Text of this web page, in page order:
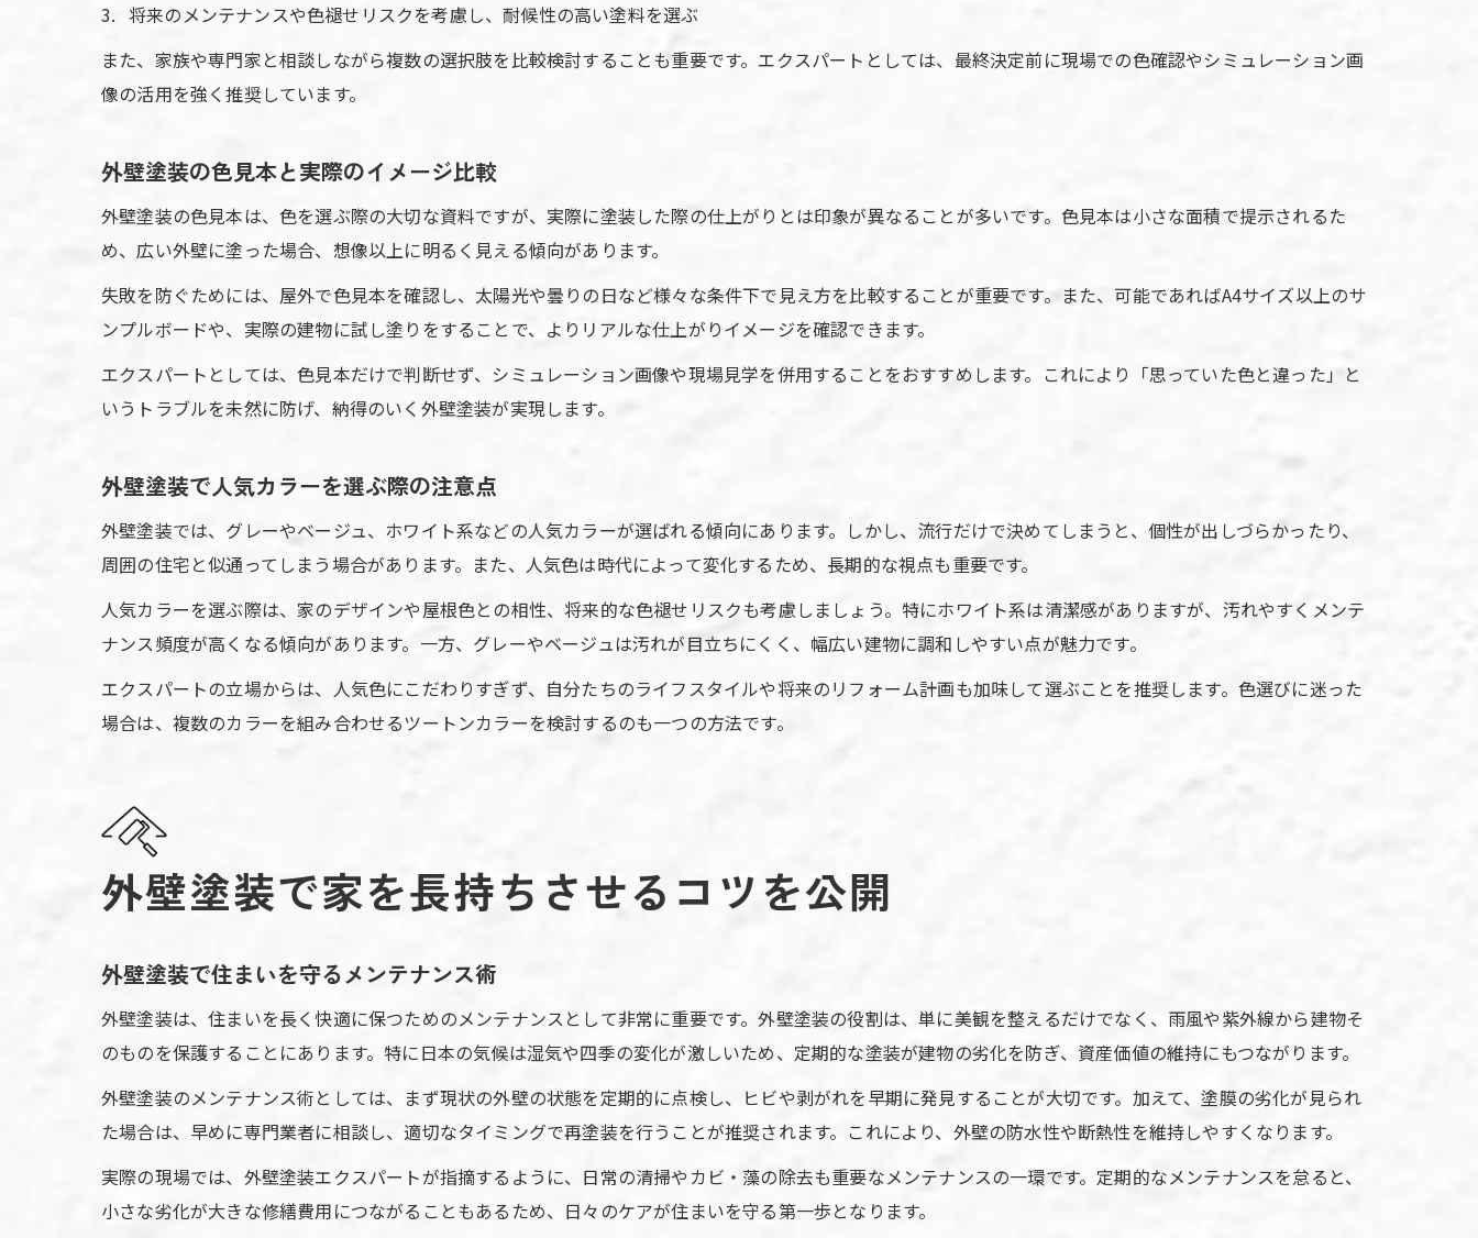
外壁塗装で快適性を高める塗料の選定基準
将来のメンテナンスや色褪せリスクを考慮し、耐候性の高い塗料を選ぶ
また、家族や専門家と相談しながら複数の選択肢を比較検討することも重要です。エクスパートとしては、最終決定前に現場での色確認やシミュレーション画
像の活用を強く推奨しています。
外壁塗装の色見本と実際のイメージ比較
外壁塗装の色見本は、色を選ぶ際の大切な資料ですが、実際に塗装した際の仕上がりとは印象が異なることが多いです。色見本は小さな面積で提示されるた
め、広い外壁に塗った場合、想像以上に明るく見える傾向があります。
失敗を防ぐためには、屋外で色見本を確認し、太陽光や曇りの日など様々な条件下で見え方を比較することが重要です。また、可能であればA4サイズ以上のサ
ンプルボードや、実際の建物に試し塗りをすることで、よりリアルな仕上がりイメージを確認できます。
エクスパートとしては、色見本だけで判断せず、シミュレーション画像や現場見学を併用することをおすすめします。これにより「思っていた色と違った」と
いうトラブルを未然に防げ、納得のいく外壁塗装が実現します。
外壁塗装で人気カラーを選ぶ際の注意点
外壁塗装では、グレーやベージュ、ホワイト系などの人気カラーが選ばれる傾向にあります。しかし、流行だけで決めてしまうと、個性が出しづらかったり、
周囲の住宅と似通ってしまう場合があります。また、人気色は時代によって変化するため、長期的な視点も重要です。
人気カラーを選ぶ際は、家のデザインや屋根色との相性、将来的な色褪せリスクも考慮しましょう。特にホワイト系は清潔感がありますが、汚れやすくメンテ
ナンス頻度が高くなる傾向があります。一方、グレーやベージュは汚れが目立ちにくく、幅広い建物に調和しやすい点が魅力です。
エクスパートの立場からは、人気色にこだわりすぎず、自分たちのライフスタイルや将来のリフォーム計画も加味して選ぶことを推奨します。色選びに迷った
場合は、複数のカラーを組み合わせるツートンカラーを検討するのも一つの方法です。
外壁塗装で家を長持ちさせるコツを公開
外壁塗装で住まいを守るメンテナンス術
外壁塗装は、住まいを長く快適に保つためのメンテナンスとして非常に重要です。外壁塗装の役割は、単に美観を整えるだけでなく、雨風や紫外線から建物そ
のものを保護することにあります。特に日本の気候は湿気や四季の変化が激しいため、定期的な塗装が建物の劣化を防ぎ、資産価値の維持にもつながります。
外壁塗装のメンテナンス術としては、まず現状の外壁の状態を定期的に点検し、ヒビや剥がれを早期に発見することが大切です。加えて、塗膜の劣化が見られ
た場合は、早めに専門業者に相談し、適切なタイミングで再塗装を行うことが推奨されます。これにより、外壁の防水性や断熱性を維持しやすくなります。
実際の現場では、外壁塗装エクスパートが指摘するように、日常の清掃やカビ・藻の除去も重要なメンテナンスの一環です。定期的なメンテナンスを怠ると、
小さな劣化が大きな修繕費用につながることもあるため、日々のケアが住まいを守る第一歩となります。